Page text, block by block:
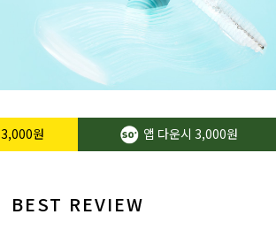
3,000원 앱 다운시 3,000원
BEST REVIEW